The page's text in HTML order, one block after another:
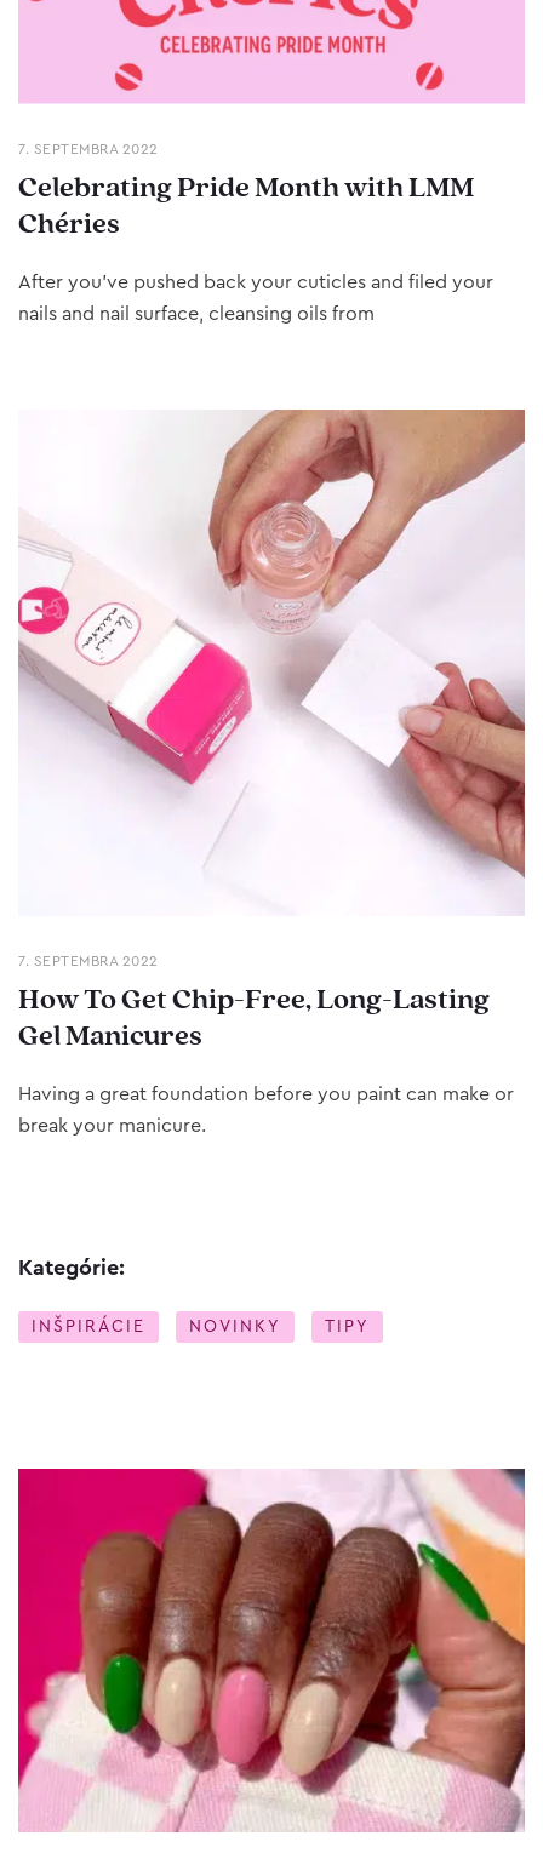
7. SEPTEMBRA 2022
Celebrating Pride Month with LMM
Chéries
After you’ve pushed back your cuticles and filed your
nails and nail surface, cleansing oils from
7. SEPTEMBRA 2022
How To Get Chip-Free, Long-Lasting
Gel Manicures
Having a great foundation before you paint can make or
break your manicure.
Kategórie:
INŠPIRÁCIE NOVINKY TIPY